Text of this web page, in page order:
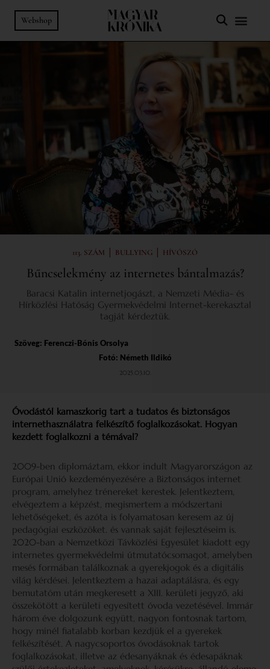
Webshop
113. SZÁM | BULLYING | HÍVÓSZÓ
Bűncselekmény az internetes bántalmazás?
Baracsi Katalin internetjogászt, a Nemzeti Média- és
Hírközlési Hatóság Gyermekvédelmi Internet-kerekasztal
tagját kérdeztük.
Szöveg: Ferenczi-Bónis Orsolya
Fotó: Németh Ildikó
2025.03.10.
Óvodástól kamaszkorig tart a tudatos és biztonságos
internethasználatra felkészítő foglalkozásokat. Hogyan
kezdett foglalkozni a témával?
2009-ben diplomáztam, ekkor indult Magyarországon az
Európai Unió kezdeményezésére a Biztonságos internet
program, amelyhez trénereket kerestek. Jelentkeztem,
elvégeztem a képzést, megismertem a módszertani
lehetőségeket, és azóta is folyamatosan keresem az új
pedagógiai eszközöket. és vannak saját fejlesztéseim is.
2020-ban a Nemzetközi Távközlési Egyesület kiadott egy
internetes gyermekvédelmi útmutatócsomagot, amelyben
mesés formában találkoznak a gyerekjogok és a digitális
világ kérdései. Jelentkeztem a hazai adaptálásra, és egy
bemutatóm után megkeresett a XIII. kerületi jegyző, aki
összekötött a kerületi egyesített óvoda vezetésével. Immár
három éve dolgozunk együtt, nagyon fontosnak tartom,
hogy minél fiatalabb korban kezdjük el a gyerekek
felkészítését. A nagycsoportos óvodásoknak tartok
foglalkozásokat, illetve az édesanyáknak és édesapáknak